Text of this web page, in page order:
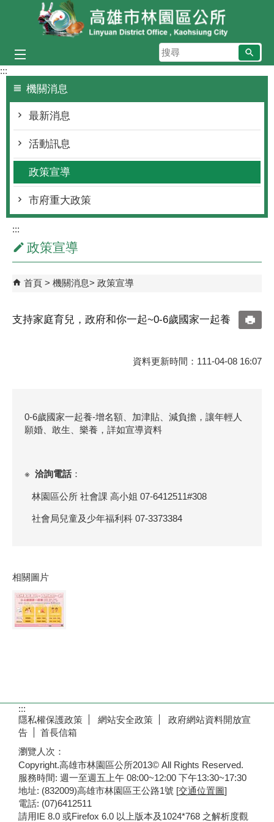
跳到主要內容區塊
搜
尋
:::
機關消息
最新消息
活動訊息
政策宣導
市府重大政策
:::
政策宣導
首頁 機關消息 政策宣導
支持家庭育兒，政府和你一起~0-6歲國家一起養
資料更新時間：111-04-08 16:07
0-6歲國家一起養-增名額、加津貼、減負擔，讓年輕人
願婚、敢生、樂養，詳如宣導資料
※ 洽詢電話：
林園區公所 社會課 高小姐 07-6412511#308
社會局兒童及少年福利科 07-3373384
相關圖片
:::
隱私權保護政策
網站安全政策
政府網站資料開放宣
告
首長信箱
瀏覽人次：
Copyright.高雄市林園區公所2013© All Rights Reserved.
服務時間: 週一至週五上午 08:00~12:00 下午13:30~17:30
地址: (832009)高雄市林園區王公路1號 [交通位置圖]
電話: (07)6412511
請用IE 8.0 或Firefox 6.0 以上版本及1024*768 之解析度觀